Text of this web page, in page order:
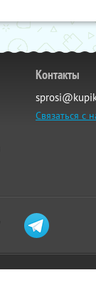
Контакты
Связаться с